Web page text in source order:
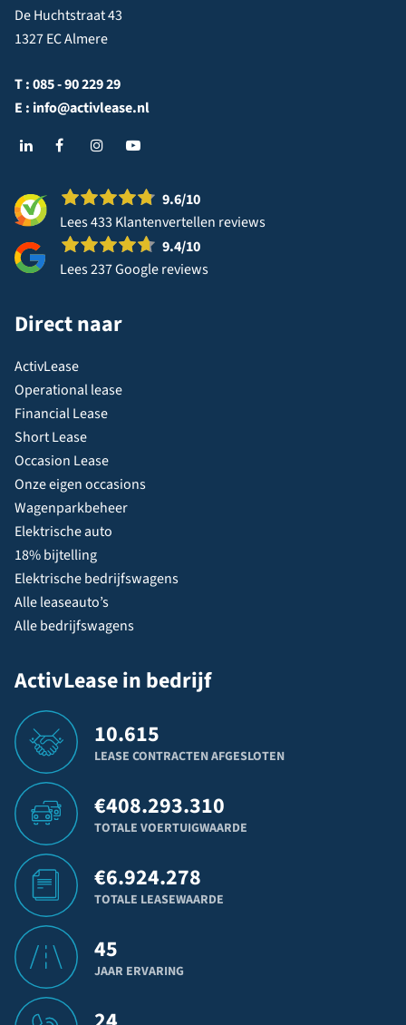
De Huchtstraat 43
1327 EC Almere
T :085 - 90 229 29
E : info@activlease.nl
9.6/10
Lees 433 Klantenvertellen reviews
9.4/10
Lees 237 Google reviews
Direct naar
ActivLease
Operational lease
Financial Lease
Short Lease
Occasion Lease
Onze eigen occasions
Wagenparkbeheer
Elektrische auto
18% bijtelling
Elektrische bedrijfswagens
Alle leaseauto’s
Alle bedrijfswagens
ActivLease in bedrijf
10.615
LEASE CONTRACTEN AFGESLOTEN
€408.293.310
TOTALE VOERTUIGWAARDE
€6.924.278
TOTALE LEASEWAARDE
45
JAAR ERVARING